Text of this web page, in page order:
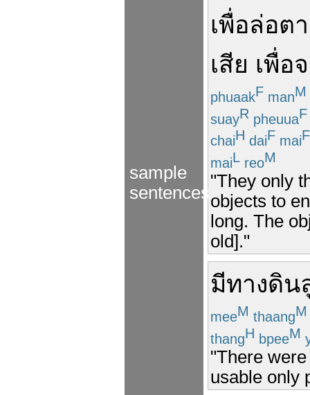
sample
sentences
เพื่อล่อต
เสีย เพื่อ
phuaakF manM
suayR pheuuaF
chaiH daiF maiF
maiL reoM
"They only
objects to
long. The
old]."
มีทางดิน
meeM thaangM
thangH bpeeM
"There
usable only